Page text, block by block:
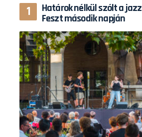
Határok nélkül szólt a
Feszt második napján